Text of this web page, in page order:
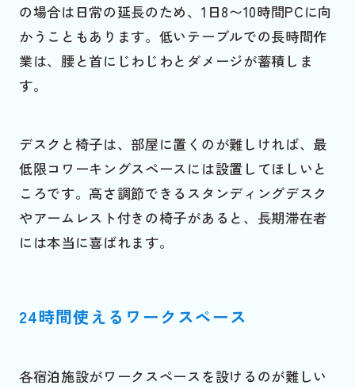
の場合は日常の延長のため、1日8〜10時間PCに向
かうこともあります。低いテーブルでの長時間作
業は、腰と首にじわじわとダメージが蓄積しま
す。
デスクと椅子は、部屋に置くのが難しければ、最
低限コワーキングスペースには設置してほしいと
ころです。高さ調節できるスタンディングデスク
やアームレスト付きの椅子があると、長期滞在者
には本当に喜ばれます。
24時間使えるワークスペース
各宿泊施設がワークスペースを設けるのが難しい